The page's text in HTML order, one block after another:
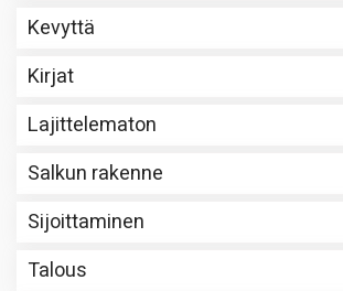
Kevyttä
Kirjat
Lajittelematon
Salkun rakenne
Sijoittaminen
Talous